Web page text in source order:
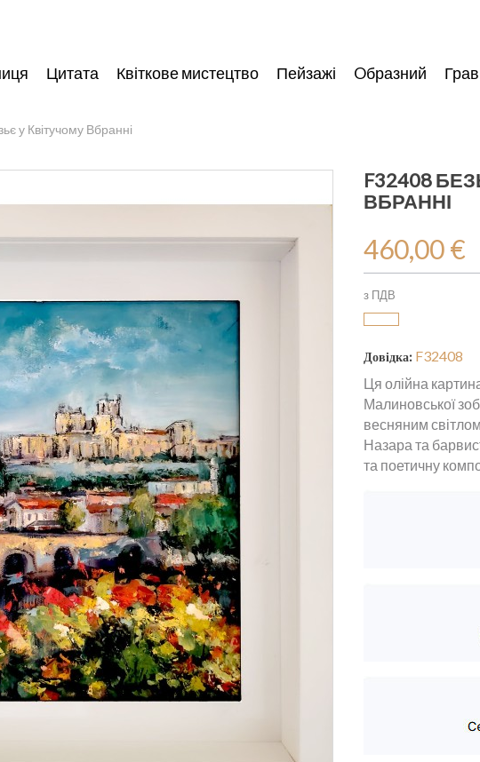
Цитата Квіткове мистецтво Пейзажі Oбразний
у Квітучому Вбранні
F32408
ВБРАННІ
460,00 €
з ПДВ
Довідка: F32408
Ця олійна
Малиновської
весняним
Назара та
та поетичну